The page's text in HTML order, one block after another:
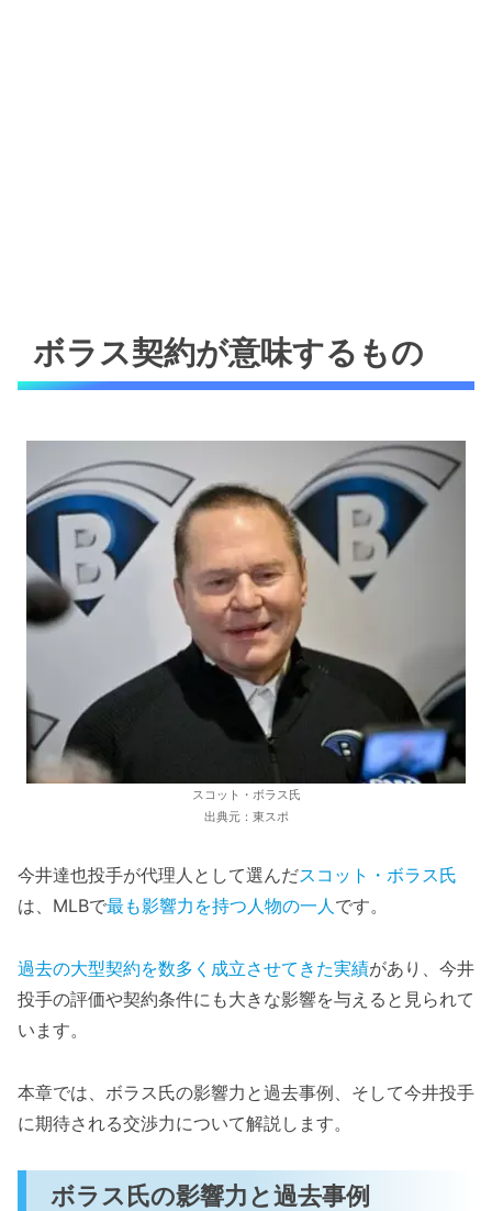
ボラス契約が意味するもの
スコット・ボラス氏
出典元：東スポ
今井達也投手が代理人として選んだスコット・ボラス氏
は、MLBで最も影響力を持つ人物の一人です。
過去の大型契約を数多く成立させてきた実績があり、今井
投手の評価や契約条件にも大きな影響を与えると見られて
います。
本章では、ボラス氏の影響力と過去事例、そして今井投手
に期待される交渉力について解説します。
ボラス氏の影響力と過去事例